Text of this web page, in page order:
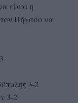
είναι η
Πήγασο να
3-2
3-2